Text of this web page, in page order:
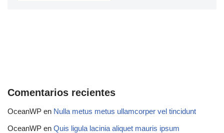
Comentarios recientes
OceanWP en Nulla metus metus ullamcorper vel tincidunt
OceanWP en Quis ligula lacinia aliquet mauris ipsum